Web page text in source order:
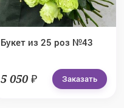
Букет из 25 роз №43
5 050 ₽ Заказать